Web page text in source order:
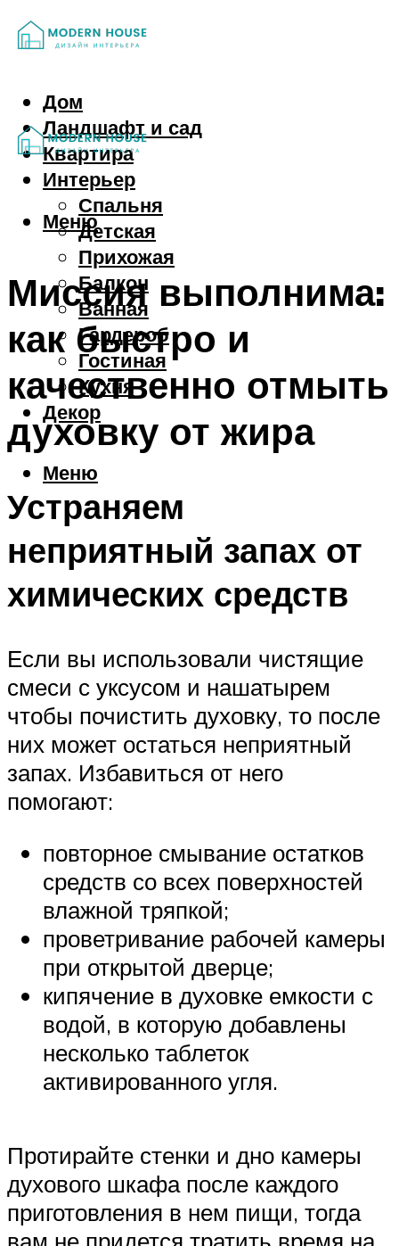
Дом
Ландшафт и сад
Квартира
Интерьер
Спальня
Детская
Прихожая
Балкон
Ванная
Гардероб
Гостиная
Кухня
Декор
Меню
Меню
Миссия выполнима:
как быстро и
качественно отмыть
духовку от жира
Устраняем
неприятный запах от
химических средств
Если вы использовали чистящие
смеси с уксусом и нашатырем
чтобы почистить духовку, то после
них может остаться неприятный
запах. Избавиться от него
помогают:
повторное смывание остатков
средств со всех поверхностей
влажной тряпкой;
проветривание рабочей камеры
при открытой дверце;
кипячение в духовке емкости с
водой, в которую добавлены
несколько таблеток
активированного угля.
Протирайте стенки и дно камеры
духового шкафа после каждого
приготовления в нем пищи, тогда